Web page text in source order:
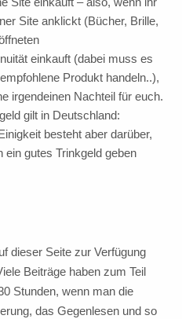
Site anklickt (Bücher, Brille,
einkauft (dabei muss es
Produkt handeln..),
irgendeinen Nachteil für euch.
gilt in Deutschland:
besteht aber darüber,
gutes Trinkgeld geben
dieser Seite zur Verfügung
Beiträge haben zum Teil
Stunden, wenn man die
das Gegenlesen und so